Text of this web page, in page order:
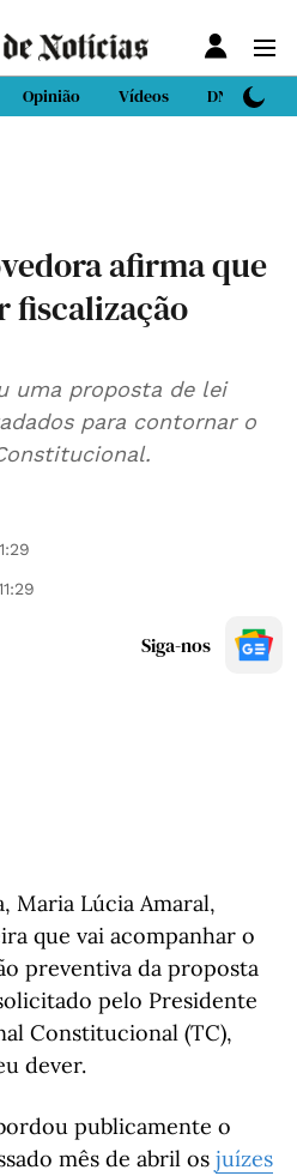
Opinião Vídeos DN Sport
afirma que
fiscalização
uma proposta de lei
para contornar o
Siga-nos
Maria Lúcia Amaral,
que vai acompanhar o
preventiva da proposta
pelo Presidente
Constitucional (TC),
dever.
publicamente o
mês de abril os juízes